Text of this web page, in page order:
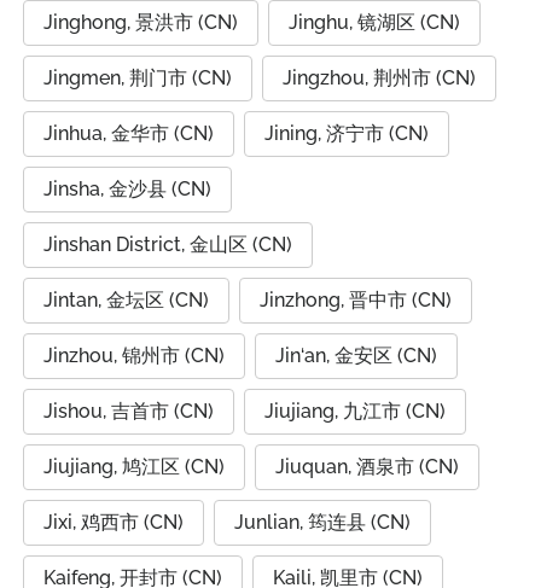
Jinghong, 景洪市 (CN) Jinghu, 镜湖区 (CN)
Jingmen, 荆门市 (CN) Jingzhou, 荆州市 (CN)
Jinhua, 金华市 (CN) Jining, 济宁市 (CN)
Jinsha, 金沙县 (CN)
Jinshan District, 金山区 (CN)
Jintan, 金坛区 (CN) Jinzhong, 晋中市 (CN)
Jinzhou, 锦州市 (CN) Jin‘an, 金安区 (CN)
Jishou, 吉首市 (CN) Jiujiang, 九江市 (CN)
Jiujiang, 鸠江区 (CN) Jiuquan, 酒泉市 (CN)
Jixi, 鸡西市 (CN) Junlian, 筠连县 (CN)
Kaifeng, 开封市 (CN) Kaili, 凯里市 (CN)